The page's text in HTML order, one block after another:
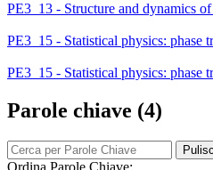
PE3_13 - Structure and dynamics
PE3_15 - Statistical physics: phase
PE3_15 - Statistical physics:
Parole chiave (4)